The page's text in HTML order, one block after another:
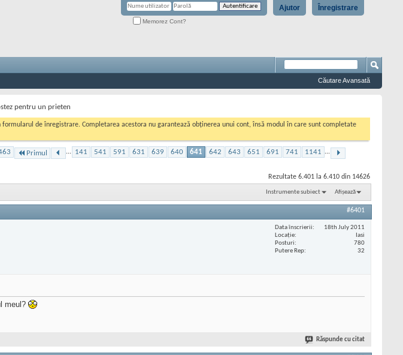
Înregistrare
Ajutor
Memorez Cont?
Căutare Avansată
pentru un prieten
de înregistrare. Completarea acestora nu garantează obținerea unui cont, însă modul în care sunt completate
Primul ... 141 541 591 631 639 640 641 642 643 651 691 741 1141 ...
Rezultate 6.401 la 6.410 din 14626
Instrumente subiect Afișează
#6401
Data înscrierii
18th July 2011
Locaţie
Iasi
Posturi
780
Putere Rep
32
meul?
Răspunde cu citat